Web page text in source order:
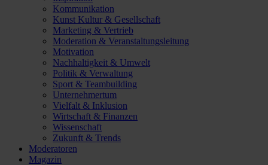
Kommunikation
Kunst Kultur & Gesellschaft
Marketing & Vertrieb
Moderation & Veranstaltungsleitung
Motivation
Nachhaltigkeit & Umwelt
Politik & Verwaltung
Sport & Teambuilding
Unternehmertum
Vielfalt & Inklusion
Wirtschaft & Finanzen
Wissenschaft
Zukunft & Trends
Moderatoren
Magazin